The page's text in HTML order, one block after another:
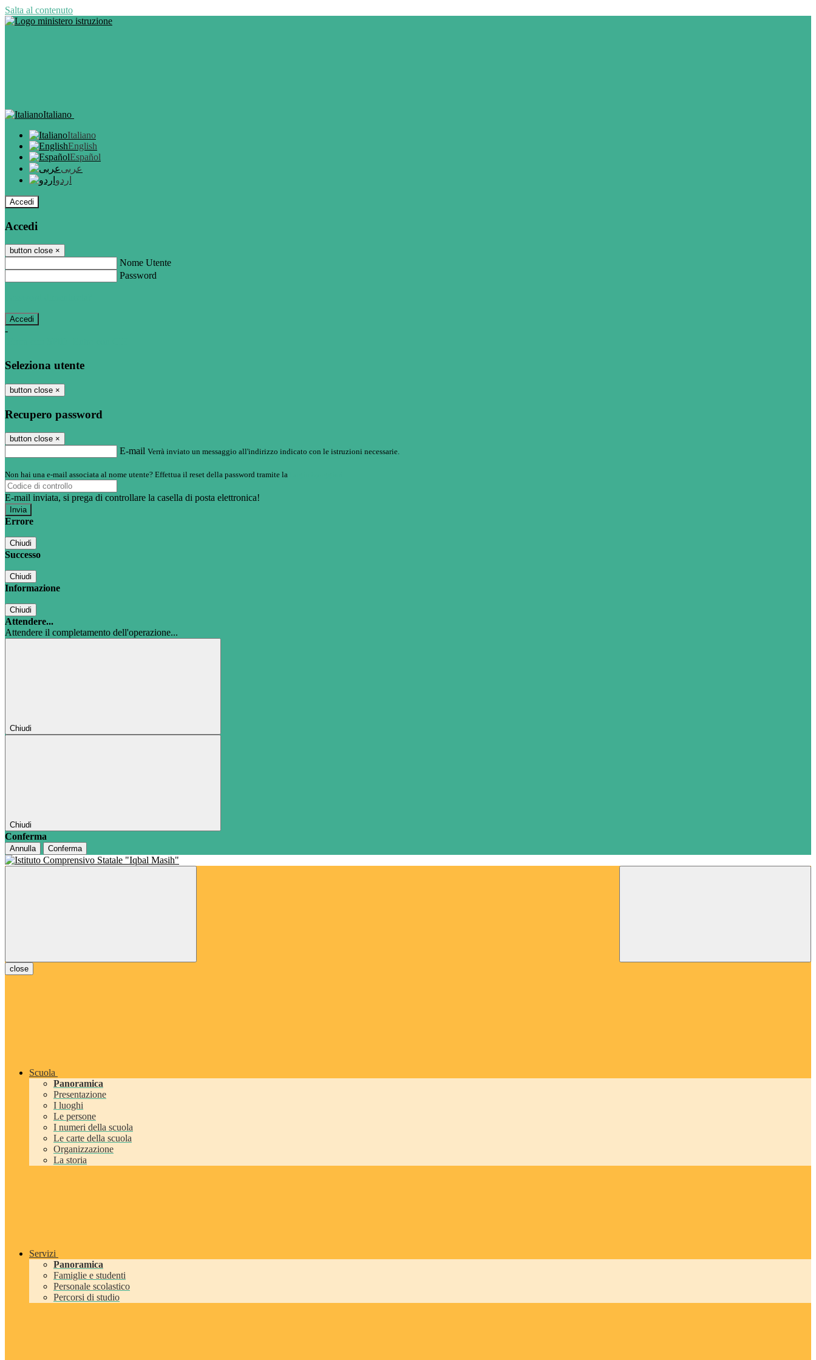
Salta al contenuto
Italiano
Italiano
English
Español
عربى
اردو
Accedi
Accedi
button close ×
Nome Utente
Password
-
Seleziona utente
button close ×
Recupero password
button close ×
E-mail Verrà inviato un messaggio all'indirizzo indicato con le istruzioni necessarie.
Non hai una e-mail associata al nome utente? Effettua il reset della password tramite la
E-mail inviata, si prega di controllare la casella di posta elettronica!
Errore
Chiudi
Successo
Chiudi
Informazione
Chiudi
Attendere...
Attendere il completamento dell'operazione...
Chiudi
Chiudi
Conferma
Annulla Conferma
close
Scuola
Panoramica
Presentazione
I luoghi
Le persone
I numeri della scuola
Le carte della scuola
Organizzazione
La storia
Servizi
Panoramica
Famiglie e studenti
Personale scolastico
Percorsi di studio